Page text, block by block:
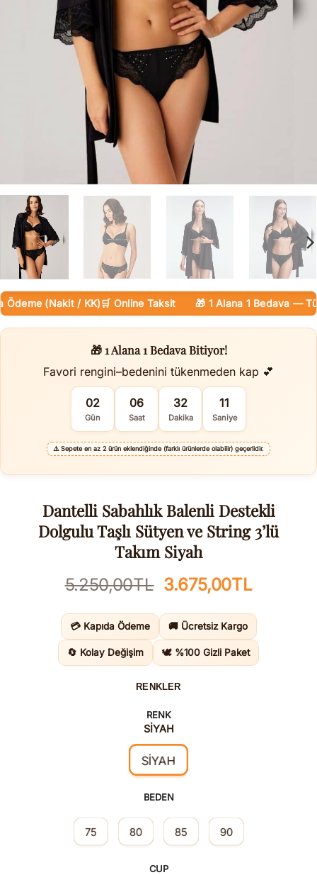
(Nakit / KK) 🛒 Online Taksit 🎁 1 Alana 1 Bedava — Tüm
🎁 1 Alana 1 Bedava Bitiyor!
Favori rengini–bedenini tükenmeden kap 💕
02
Gün
06
Saat
32
Dakika
10
Saniye
⚠️ Sepete en az 2 ürün eklendiğinde (farklı ürünlerde olabilir) geçerlidir.
Dantelli Sabahlık Balenli Destekli
Dolgulu Taşlı Sütyen ve String 3’lü
Takım Siyah
5.250,00TL Orijinal
5.250,00TL.
3.675,00TLŞu
💳 Kapıda Ödeme 🚚 Ücretsiz Kargo
🔄 Kolay Değişim 🕊️ %100 Gizli Paket
RENKLER
RENK
SİYAH
SİYAH
BEDEN
75 80 85 90
CUP